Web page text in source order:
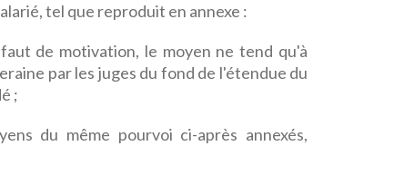
tel que reproduit en annexe :
de motivation, le moyen ne tend qu'à
par les juges du fond de l'étendue du
;
du même pourvoi ci-après annexés,